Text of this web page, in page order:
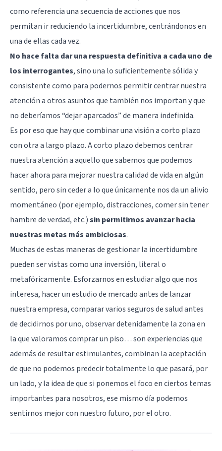
como referencia una secuencia de acciones que nos
permitan ir reduciendo la incertidumbre, centrándonos en
una de ellas cada vez.
No hace falta dar una respuesta definitiva a cada uno de
los interrogantes, sino una lo suficientemente sólida y
consistente como para podernos permitir centrar nuestra
atención a otros asuntos que también nos importan y que
no deberíamos “dejar aparcados” de manera indefinida.
Es por eso que hay que combinar una visión a corto plazo
con otra a largo plazo. A corto plazo debemos centrar
nuestra atención a aquello que sabemos que podemos
hacer ahora para mejorar nuestra calidad de vida en algún
sentido, pero sin ceder a lo que únicamente nos da un alivio
momentáneo (por ejemplo, distracciones, comer sin tener
hambre de verdad, etc.)sin permitirnos avanzar hacia
nuestras metas más ambiciosas.
Muchas de estas maneras de gestionar la incertidumbre
pueden ser vistas como una inversión, literal o
metafóricamente. Esforzarnos en estudiar algo que nos
interesa, hacer un estudio de mercado antes de lanzar
nuestra empresa, comparar variosseguros de saludantes
de decidirnos por uno, observar detenidamente la zona en
la que valoramos comprar un piso… son experiencias que
además de resultar estimulantes, combinan la aceptación
de que no podemos predecir totalmente lo que pasará, por
un lado, y la idea de que si ponemos el foco en ciertos temas
importantes para nosotros, ese mismo día podemos
sentirnos mejor con nuestro futuro, por el otro.